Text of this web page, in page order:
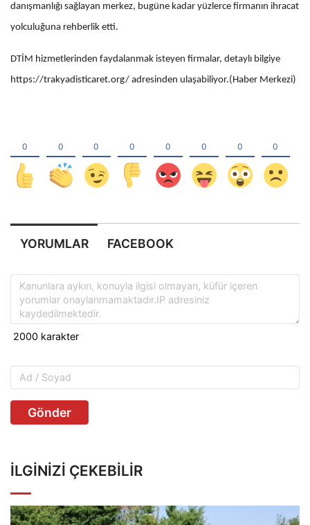
danışmanlığı sağlayan merkez, bugüne kadar yüzlerce firmanın ihracat
yolculuğuna rehberlik etti.
DTİM hizmetlerinden faydalanmak isteyen firmalar, detaylı bilgiye
https://trakyadisticaret.org/ adresinden ulaşabiliyor.(Haber Merkezi)
YORUMLAR FACEBOOK
Gönder
İLGINIZI ÇEKEBILIR